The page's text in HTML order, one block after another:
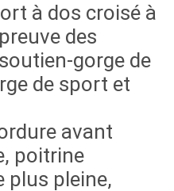
à dos croisé à
des
gorge de
de sport et
avant
poitrine
plus pleine,